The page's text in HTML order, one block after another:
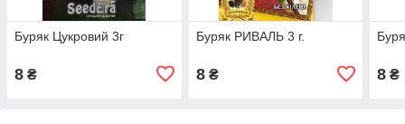
Буряк Цукровий 3г
8 ₴
Буряк РИВАЛЬ 3 г.
8₴ 8 ₴